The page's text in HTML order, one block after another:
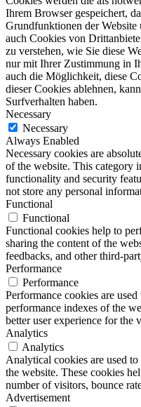
Ihrem Browser gespeichert,
Grundfunktionen der
auch Cookies von
zu verstehen, wie Sie diese
nur mit Ihrer Zustimmung in
auch die Möglichkeit, diese
dieser Cookies ablehnen,
Surfverhalten haben.
Necessary
Necessary
Always Enabled
Necessary cookies are
of the website. This category
functionality and security
not store any personal
Functional
Functional
Functional cookies help to
sharing the content of the
feedbacks, and other third-
Performance
Performance
Performance cookies are
performance indexes of the
better user experience for the
Analytics
Analytics
Analytical cookies are used
the website. These cookies
number of visitors, bounce
Advertisement